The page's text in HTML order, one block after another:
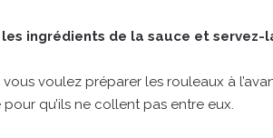
ingrédients de la sauce et servez-
vous voulez préparer les rouleaux à
pour qu’ils ne collent pas entre eux.